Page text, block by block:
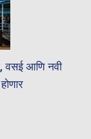
वसई आणि नवी